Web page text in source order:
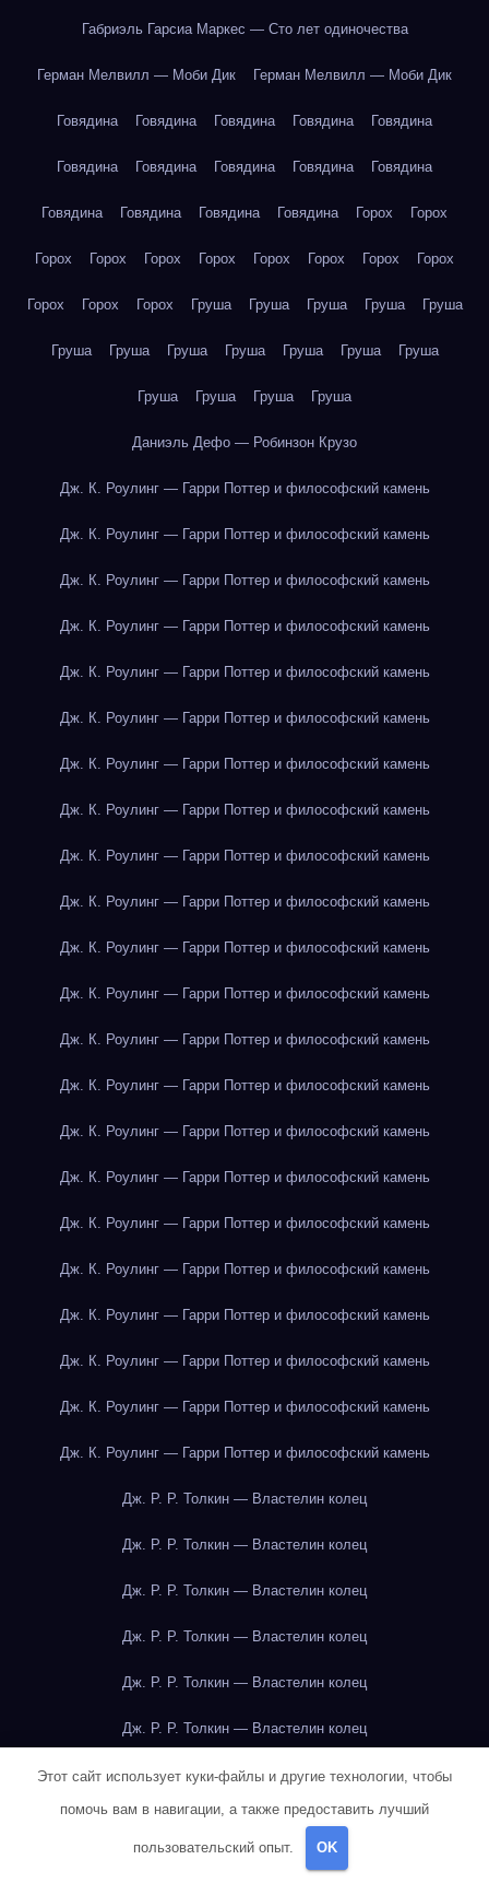
Габриэль Гарсиа Маркес — Сто лет одиночества
Герман Мелвилл — Моби Дик Герман Мелвилл — Моби Дик
Говядина Говядина Говядина Говядина Говядина
Говядина Говядина Говядина Говядина Говядина
Говядина Говядина Говядина Говядина Горох Горох
Горох Горох Горох Горох Горох Горох Горох Горох
Горох Горох Горох Груша Груша Груша Груша Груша
Груша Груша Груша Груша Груша Груша Груша
Груша Груша Груша Груша
Даниэль Дефо — Робинзон Крузо
Дж. К. Роулинг — Гарри Поттер и философский камень
Дж. К. Роулинг — Гарри Поттер и философский камень
Дж. К. Роулинг — Гарри Поттер и философский камень
Дж. К. Роулинг — Гарри Поттер и философский камень
Дж. К. Роулинг — Гарри Поттер и философский камень
Дж. К. Роулинг — Гарри Поттер и философский камень
Дж. К. Роулинг — Гарри Поттер и философский камень
Дж. К. Роулинг — Гарри Поттер и философский камень
Дж. К. Роулинг — Гарри Поттер и философский камень
Дж. К. Роулинг — Гарри Поттер и философский камень
Дж. К. Роулинг — Гарри Поттер и философский камень
Дж. К. Роулинг — Гарри Поттер и философский камень
Дж. К. Роулинг — Гарри Поттер и философский камень
Дж. К. Роулинг — Гарри Поттер и философский камень
Дж. К. Роулинг — Гарри Поттер и философский камень
Дж. К. Роулинг — Гарри Поттер и философский камень
Дж. К. Роулинг — Гарри Поттер и философский камень
Дж. К. Роулинг — Гарри Поттер и философский камень
Дж. К. Роулинг — Гарри Поттер и философский камень
Дж. К. Роулинг — Гарри Поттер и философский камень
Дж. К. Роулинг — Гарри Поттер и философский камень
Дж. К. Роулинг — Гарри Поттер и философский камень
Дж. Р. Р. Толкин — Властелин колец
Дж. Р. Р. Толкин — Властелин колец
Дж. Р. Р. Толкин — Властелин колец
Дж. Р. Р. Толкин — Властелин колец
Дж. Р. Р. Толкин — Властелин колец
Дж. Р. Р. Толкин — Властелин колец
Дж. Р. Р. Толкин — Властелин колец
Дж. Р. Р. Толкин — Властелин колец
Дж. Р. Р. Толкин — Властелин колец
Этот сайт использует куки-файлы и другие технологии, чтобы
помочь вам в навигации, а также предоставить лучший
пользовательский опыт. OK